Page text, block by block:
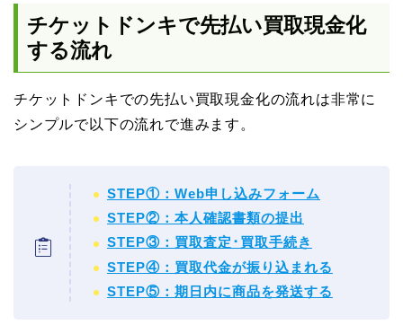
チケットドンキで先払い買取現金化
する流れ
チケットドンキでの先払い買取現金化の流れは非常に
シンプルで以下の流れで進みます。
STEP①：Web申し込みフォーム
STEP②：本人確認書類の提出
STEP③：買取査定･買取手続き
STEP④：買取代金が振り込まれる
STEP⑤：期日内に商品を発送する